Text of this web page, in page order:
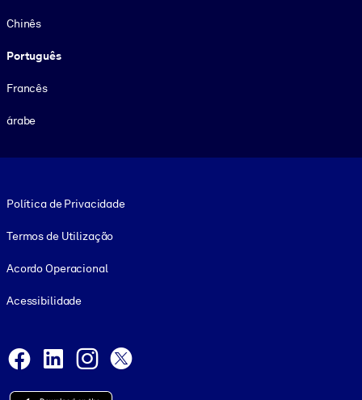
Chinês
Português
Francês
árabe
Política de Privacidade
Termos de Utilização
Acordo Operacional
Acessibilidade
Facebook
LinkedInInstagram